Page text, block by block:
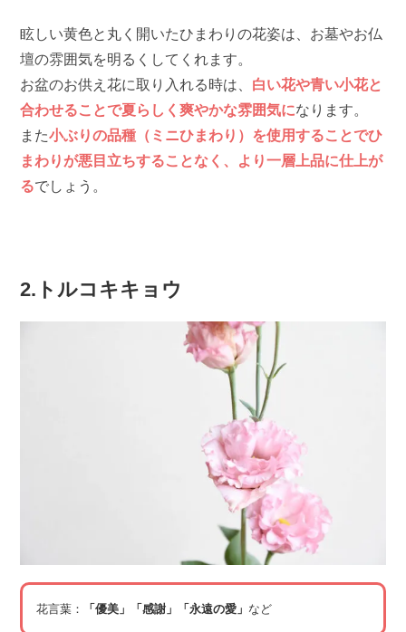
眩しい黄色と丸く開いたひまわりの花姿は、お墓やお仏
壇の雰囲気を明るくしてくれます。
お盆のお供え花に取り入れる時は、 白い花や青い小花と
合わせることで夏らしく爽やかな雰囲気になります。
また小ぶりの品種（ミニひまわり）を使用することでひ
まわりが悪目立ちすることなく、より一層上品に仕上が
るでしょう。
2.トルコキキョウ
花言葉： 「優美」「感謝」「永遠の愛」 など